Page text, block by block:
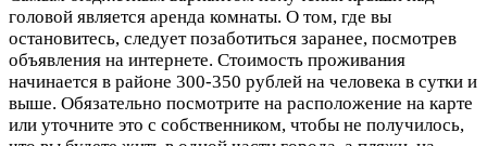
головой является аренда комнаты. О том, где вы
остановитесь, следует позаботиться заранее, посмотрев
объявления на интернете. Стоимость проживания
начинается в районе 300-350 рублей на человека в сутки и
выше. Обязательно посмотрите на расположение на карте
или уточните это с собственником, чтобы не получилось,